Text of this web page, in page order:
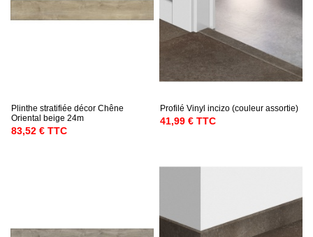
Plinthe stratifiée décor Chêne
Oriental beige 24m
83,52 € TTC
Profilé Vinyl incizo (couleur assortie)
41,99 € TTC